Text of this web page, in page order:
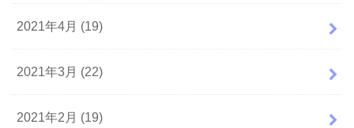
2021年4月 (19)
2021年3月 (22)
2021年2月 (19)